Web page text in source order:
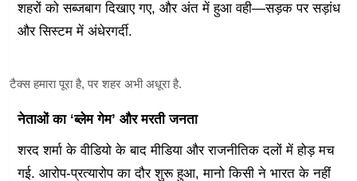
शहरों को सब्जबाग दिखाए गए, और अंत में हुआ वही—सड़क पर सड़ांध
और सिस्टम में अंधेरगर्दी.
टैक्स हमारा पूरा है, पर शहर अभी अधूरा है.
नेताओं का ‘ब्लेम गेम’ और मरती जनता
शरद शर्मा के वीडियो के बाद मीडिया और राजनीतिक दलों में होड़ मच
गई. आरोप-प्रत्यारोप का दौर शुरू हुआ, मानो किसी ने भारत के नहीं